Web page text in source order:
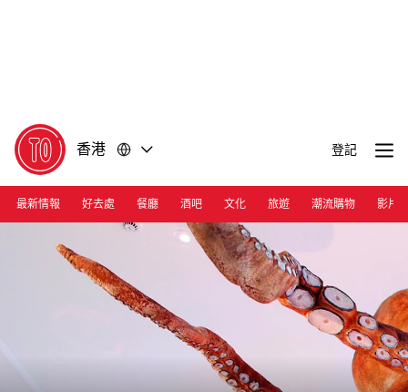
香港 登記
最新情報 好去處 餐廳 酒吧 文化 旅遊 潮流購物 影片